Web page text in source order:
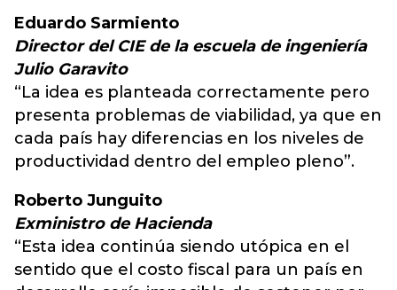
Eduardo Sarmiento
Director del CIE de la escuela de ingeniería
Julio Garavito
“La idea es planteada correctamente pero
presenta problemas de viabilidad, ya que en
cada país hay diferencias en los niveles de
productividad dentro del empleo pleno”.
Roberto Junguito
Exministro de Hacienda
“Esta idea continúa siendo utópica en el
sentido que el costo fiscal para un país en